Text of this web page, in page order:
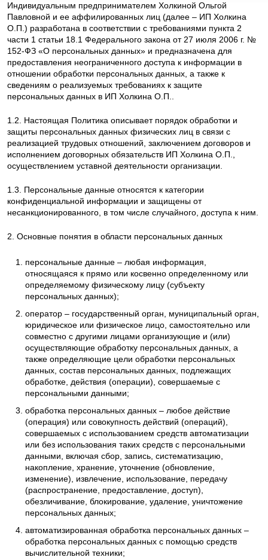
Индивидуальным предпринимателем Холкиной Ольгой
Павловной и ее аффилированных лиц (далее – ИП Холкина
О.П.) разработана в соответствии с требованиями пункта 2
части 1 статьи 18.1 Федерального закона от 27 июля 2006 г. №
152-ФЗ «О персональных данных» и предназначена для
предоставления неограниченного доступа к информации в
отношении обработки персональных данных, а также к
сведениям о реализуемых требованиях к защите
персональных данных в ИП Холкина О.П..
1.2. Настоящая Политика описывает порядок обработки и
защиты персональных данных физических лиц в связи с
реализацией трудовых отношений, заключением договоров и
исполнением договорных обязательств ИП Холкина О.П.,
осуществлением уставной деятельности организации.
1.3. Персональные данные относятся к категории
конфиденциальной информации и защищены от
несанкционированного, в том числе случайного, доступа к ним.
2. Основные понятия в области персональных данных
персональные данные – любая информация,
относящаяся к прямо или косвенно определенному или
определяемому физическому лицу (субъекту
персональных данных);
оператор – государственный орган, муниципальный орган,
юридическое или физическое лицо, самостоятельно или
совместно с другими лицами организующие и (или)
осуществляющие обработку персональных данных, а
также определяющие цели обработки персональных
данных, состав персональных данных, подлежащих
обработке, действия (операции), совершаемые с
персональными данными;
обработка персональных данных – любое действие
(операция) или совокупность действий (операций),
совершаемых с использованием средств автоматизации
или без использования таких средств с персональными
данными, включая сбор, запись, систематизацию,
накопление, хранение, уточнение (обновление,
изменение), извлечение, использование, передачу
(распространение, предоставление, доступ),
обезличивание, блокирование, удаление, уничтожение
персональных данных;
автоматизированная обработка персональных данных –
обработка персональных данных с помощью средств
вычислительной техники;